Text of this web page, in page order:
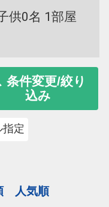
供0名 1部屋
条件変更/絞り
込み
指定
人気順